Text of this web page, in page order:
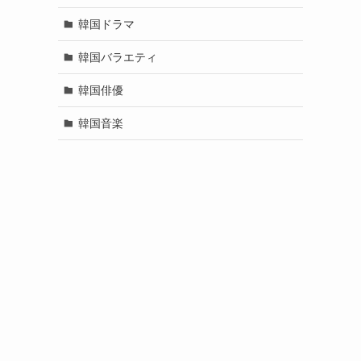
韓国ドラマ
韓国バラエティ
韓国俳優
韓国音楽